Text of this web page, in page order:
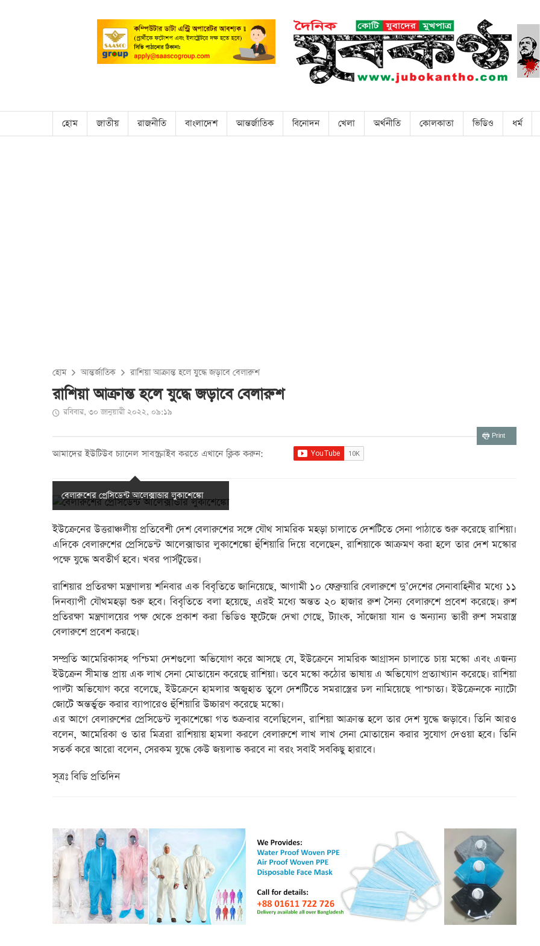
হোম জাতীয় রাজনীতি বাংলাদেশ আন্তর্জাতিক বিনোদন খেলা অর্থনীতি কোলকাতা ভিডিও ধর্ম
হোম আন্তর্জাতিক রাশিয়া আক্রান্ত হলে যুদ্ধে জড়াবে বেলারুশ
রাশিয়া আক্রান্ত হলে যুদ্ধে জড়াবে বেলারুশ
রবিবার, ৩০ জানুয়ারী ২০২২, ০৯:১৯
Print
আমাদের ইউটিউব চ্যানেল সাবস্ক্রাইব করতে এখানে ক্লিক করুন:
বেলারুশের প্রেসিডেন্ট আলেক্সান্ডার লুকাশেঙ্কো
ইউক্রেনের উত্তরাঞ্চলীয় প্রতিবেশী দেশ বেলারুশের সঙ্গে যৌথ সামরিক মহড়া চালাতে দেশটিতে সেনা পাঠাতে শুরু করেছে রাশিয়া।
এদিকে বেলারুশের প্রেসিডেন্ট আলেক্সান্ডার লুকাশেঙ্কো হুঁশিয়ারি দিয়ে বলেছেন, রাশিয়াকে আক্রমণ করা হলে তার দেশ মস্কোর
পক্ষে যুদ্ধে অবতীর্ণ হবে। খবর পার্সটুডের।
রাশিয়ার প্রতিরক্ষা মন্ত্রণালয় শনিবার এক বিবৃতিতে জানিয়েছে, আগামী ১০ ফেব্রুয়ারি বেলারুশে দু’দেশের সেনাবাহিনীর মধ্যে ১১
দিনব্যাপী যৌথমহড়া শুরু হবে। বিবৃতিতে বলা হয়েছে, এরই মধ্যে অন্তত ২০ হাজার রুশ সৈন্য বেলারুশে প্রবেশ করেছে। রুশ
প্রতিরক্ষা মন্ত্রণালয়ের পক্ষ থেকে প্রকাশ করা ভিডিও ফুটেজে দেখা গেছে, ট্যাংক, সাঁজোয়া যান ও অন্যান্য ভারী রুশ সমরাস্ত্র
বেলারুশে প্রবেশ করছে।
সম্প্রতি আমেরিকাসহ পশ্চিমা দেশগুলো অভিযোগ করে আসছে যে, ইউক্রেনে সামরিক আগ্রাসন চালাতে চায় মস্কো এবং এজন্য
ইউক্রেন সীমান্ত প্রায় এক লাখ সেনা মোতায়েন করেছে রাশিয়া। তবে মস্কো কঠোর ভাষায় এ অভিযোগ প্রত্যাখ্যান করেছে। রাশিয়া
পাল্টা অভিযোগ করে বলেছে, ইউক্রেনে হামলার অজুহাত তুলে দেশটিতে সমরাস্ত্রের ঢল নামিয়েছে পাশ্চাত্য। ইউক্রেনকে ন্যাটো
জোটে অন্তর্ভুক্ত করার ব্যাপারেও হুঁশিয়ারি উচ্চারণ করেছে মস্কো।
এর আগে বেলারুশের প্রেসিডেন্ট লুকাশেঙ্কো গত শুক্রবার বলেছিলেন, রাশিয়া আক্রান্ত হলে তার দেশ যুদ্ধে জড়াবে। তিনি আরও
বলেন, আমেরিকা ও তার মিত্ররা রাশিয়ায় হামলা করলে বেলারুশে লাখ লাখ সেনা মোতায়েন করার সুযোগ দেওয়া হবে। তিনি
সতর্ক করে আরো বলেন, সেরকম যুদ্ধে কেউ জয়লাভ করবে না বরং সবাই সবকিছু হারাবে।
সূত্রঃ বিডি প্রতিদিন